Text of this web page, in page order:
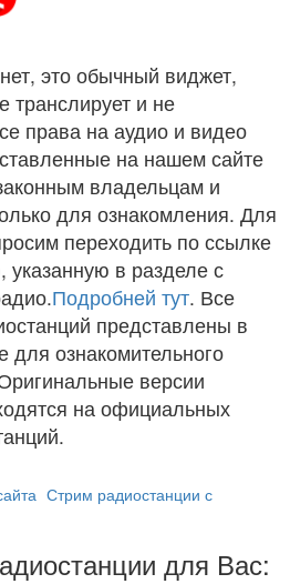
это обычный виджет,
транслирует и не
права на аудио и видео
на нашем сайте
владельцам и
для ознакомления. Для
переходить по ссылке
указанную в разделе с
Подробней тут. Все
представлены в
для ознакомительного
версии
на официальных
Стрим радиостанции с
для Вас: